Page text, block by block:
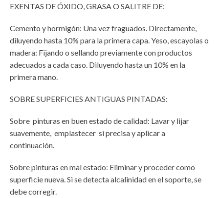
EXENTAS DE ÓXIDO, GRASA O SALITRE DE:
Cemento y hormigón: Una vez fraguados. Directamente,
diluyendo hasta 10% para la primera capa. Yeso, escayolas o
madera: Fijando o sellando previamente con productos
adecuados a cada caso. Diluyendo hasta un 10% en la
primera mano.
SOBRE SUPERFICIES ANTIGUAS PINTADAS:
Sobre pinturas en buen estado de calidad: Lavar y lijar
suavemente, emplastecer si precisa y aplicar a
continuación.
Sobre pinturas en mal estado: Eliminar y proceder como
superficie nueva. Si se detecta alcalinidad en el soporte, se
debe corregir.